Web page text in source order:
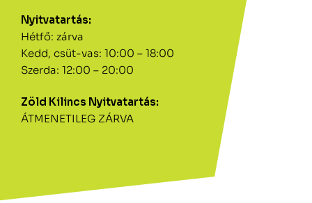
Nyitvatartás:
Hétfő: zárva
Kedd, csüt-vas: 10:00 – 18:00
Szerda: 12:00 – 20:00
Zöld Kilincs Nyitvatartás:
ÁTMENETILEG ZÁRVA